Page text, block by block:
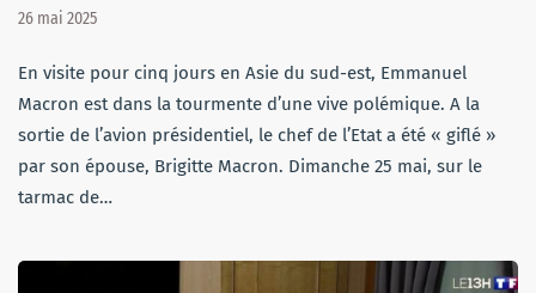
26 mai 2025
En visite pour cinq jours en Asie du sud-est, Emmanuel
Macron est dans la tourmente d’une vive polémique. A la
sortie de l’avion présidentiel, le chef de l’Etat a été « giflé »
par son épouse, Brigitte Macron. Dimanche 25 mai, sur le
tarmac de…